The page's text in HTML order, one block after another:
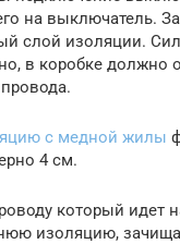
на выключатель.
слой изоляции.
в коробке должно
с медной жилы
4 см.
который идет
изоляцию,